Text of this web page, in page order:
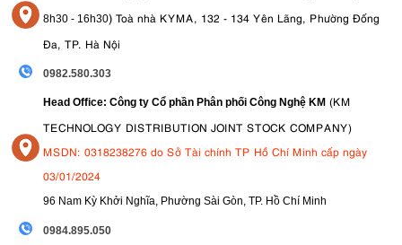
8h30 - 16h30) Toà nhà KYMA, 132 - 134 Yên Lãng, Phường Đống
Đa, TP. Hà Nội
0982.580.303
Head Office: Công ty Cổ phần Phân phối Công Nghệ KM (KM
TECHNOLOGY DISTRIBUTION JOINT STOCK COMPANY)
MSDN: 0318238276 do Sở Tài chính TP Hồ Chí Minh cấp ngày
03/01/2024
96 Nam Kỳ Khởi Nghĩa, Phường Sài Gòn, TP. Hồ Chí Minh
0984.895.050